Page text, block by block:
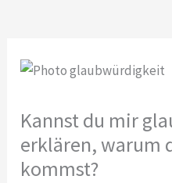
Kannst du mir
erklären, warum
kommst?